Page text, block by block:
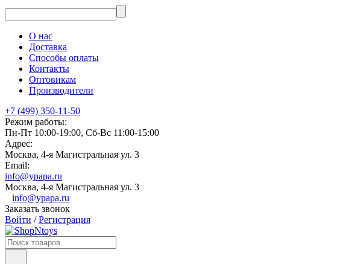
О нас
Доставка
Способы оплаты
Контакты
Оптовикам
Производители
+7 (499) 350-11-50
Режим работы:
Пн-Пт 10:00-19:00, Сб-Вс 11:00-15:00
Адрес:
Москва, 4-я Магистральная ул. 3
Email:
info@ypapa.ru
Москва, 4-я Магистральная ул. 3
info@ypapa.ru
Заказать звонок
Войти /Регистрация